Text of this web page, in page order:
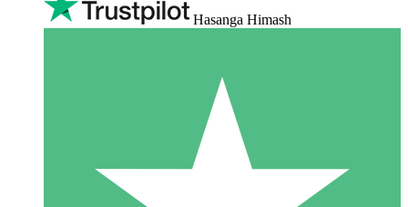
Hasanga Himash